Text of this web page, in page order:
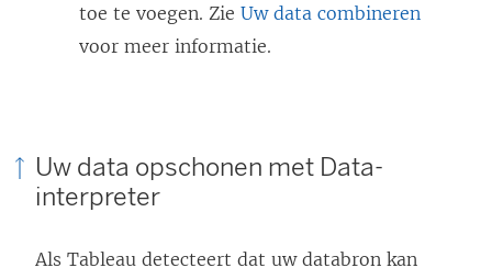
toe te voegen. Zie Uw data combineren
voor meer informatie.
Uw data opschonen met Data-
interpreter
Als Tableau detecteert dat uw databron kan